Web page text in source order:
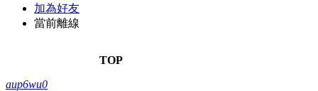
加為好友
當前離線
TOP
aup6wu0